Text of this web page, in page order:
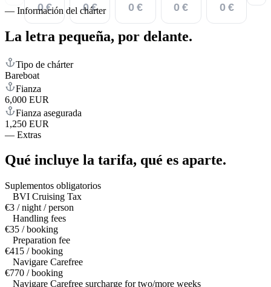
0 €
0 €
0 €
0 €
0 €
— Información del chárter
La letra pequeña, por delante.
Tipo de chárter
Bareboat
Fianza
6,000 EUR
Fianza asegurada
1,250 EUR
— Extras
Qué incluye la tarifa, qué es aparte.
Suplementos obligatorios
BVI Cruising Tax
€3 / night / person
Handling fees
€35 / booking
Preparation fee
€415 / booking
Navigare Carefree
€770 / booking
Navigare Carefree surcharge for two/more weeks